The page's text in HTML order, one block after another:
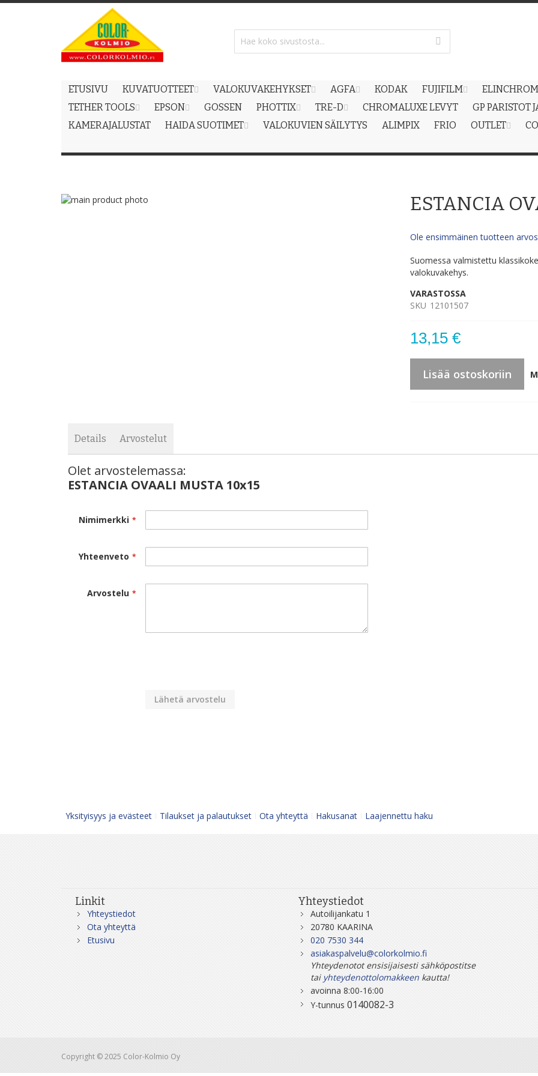
Content
ETUSIVU KUVATUOTTEET VALOKUVAKEHYKSET AGFA KODAK FUJIFILM
ELINCHROM
TETHER TOOLS
EPSON GOSSEN PHOTTIX TRE-D CHROMALUXE LEVYT
GP PARISTOT
KAMERAJALUSTAT
HAIDA SUOTIMET VALOKUVIEN SÄILYTYS ALIMPIX FRIO OUTLET
Skip
ESTANCIA
Ole ensimmäinen tuotteen
Suomessa valmistettu
valokuvakehys.
VARASTOSSA
SKU 12101507
13,15 €
Lisää ostoskoriin
Details Arvostelut
Olet arvostelemassa:
ESTANCIA OVAALI MUSTA 10x15
Nimimerkki
Yhteenveto
Arvostelu
Lähetä arvostelu
Yksityisyys ja evästeet Tilaukset ja palautukset Ota yhteyttä Hakusanat Laajennettu haku
Linkit
Yhteystiedot
Ota yhteyttä
Etusivu
Yhteystiedot
Autoilijankatu 1
20780 KAARINA
020 7530 344
asiakaspalvelu@colorkolmio.fi
Yhteydenotot ensisijaisesti sähköpostitse
tai yhteydenottolomakkeenkautta!
avoinna 8:00-16:00
Y-tunnus 0140082-3
Copyright © 2025 Color-Kolmio Oy